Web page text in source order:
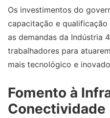
Os investimentos do
capacitação e
as demandas da Indústria
trabalhadores para
mais tecnológico e
Fomento à
Conectividade